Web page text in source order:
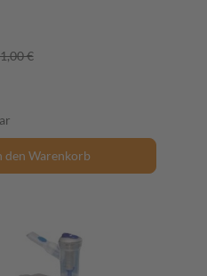
€
den Warenkorb